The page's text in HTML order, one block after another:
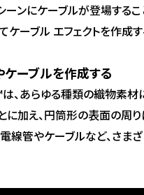
ーンにケーブルが登場する
ーブル エフェクトを作成す
ーブルを作成する
あらゆる種類の織物素材
に加え、円筒形の表面の周
線管やケーブルなど、さ